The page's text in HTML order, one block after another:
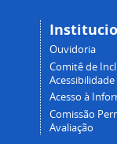
Ouvidoria
Comitê de
Acessibilidade
Acesso à
Comissão
Avaliação